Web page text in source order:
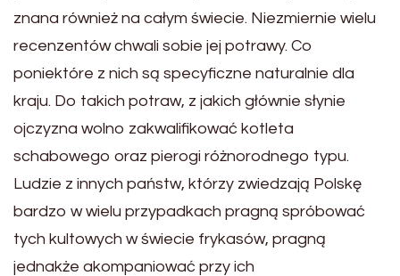
znana również na całym świecie. Niezmiernie wielu
recenzentów chwali sobie jej potrawy. Co
poniektóre z nich są specyficzne naturalnie dla
kraju. Do takich potraw, z jakich głównie słynie
ojczyzna wolno zakwalifikować kotleta
schabowego oraz pierogi różnorodnego typu.
Ludzie z innych państw, którzy zwiedzają Polskę
bardzo w wielu przypadkach pragną spróbować
tych kultowych w świecie frykasów, pragną
jednakże akompaniować przy ich